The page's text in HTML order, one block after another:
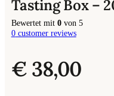
Tasting Box –
Bewertet mit 0von 5
0customer reviews
€38,00